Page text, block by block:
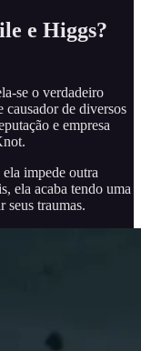
e Higgs?
se o verdadeiro
de diversos
e empresa
impede outra
ela acaba tendo uma
seus traumas.